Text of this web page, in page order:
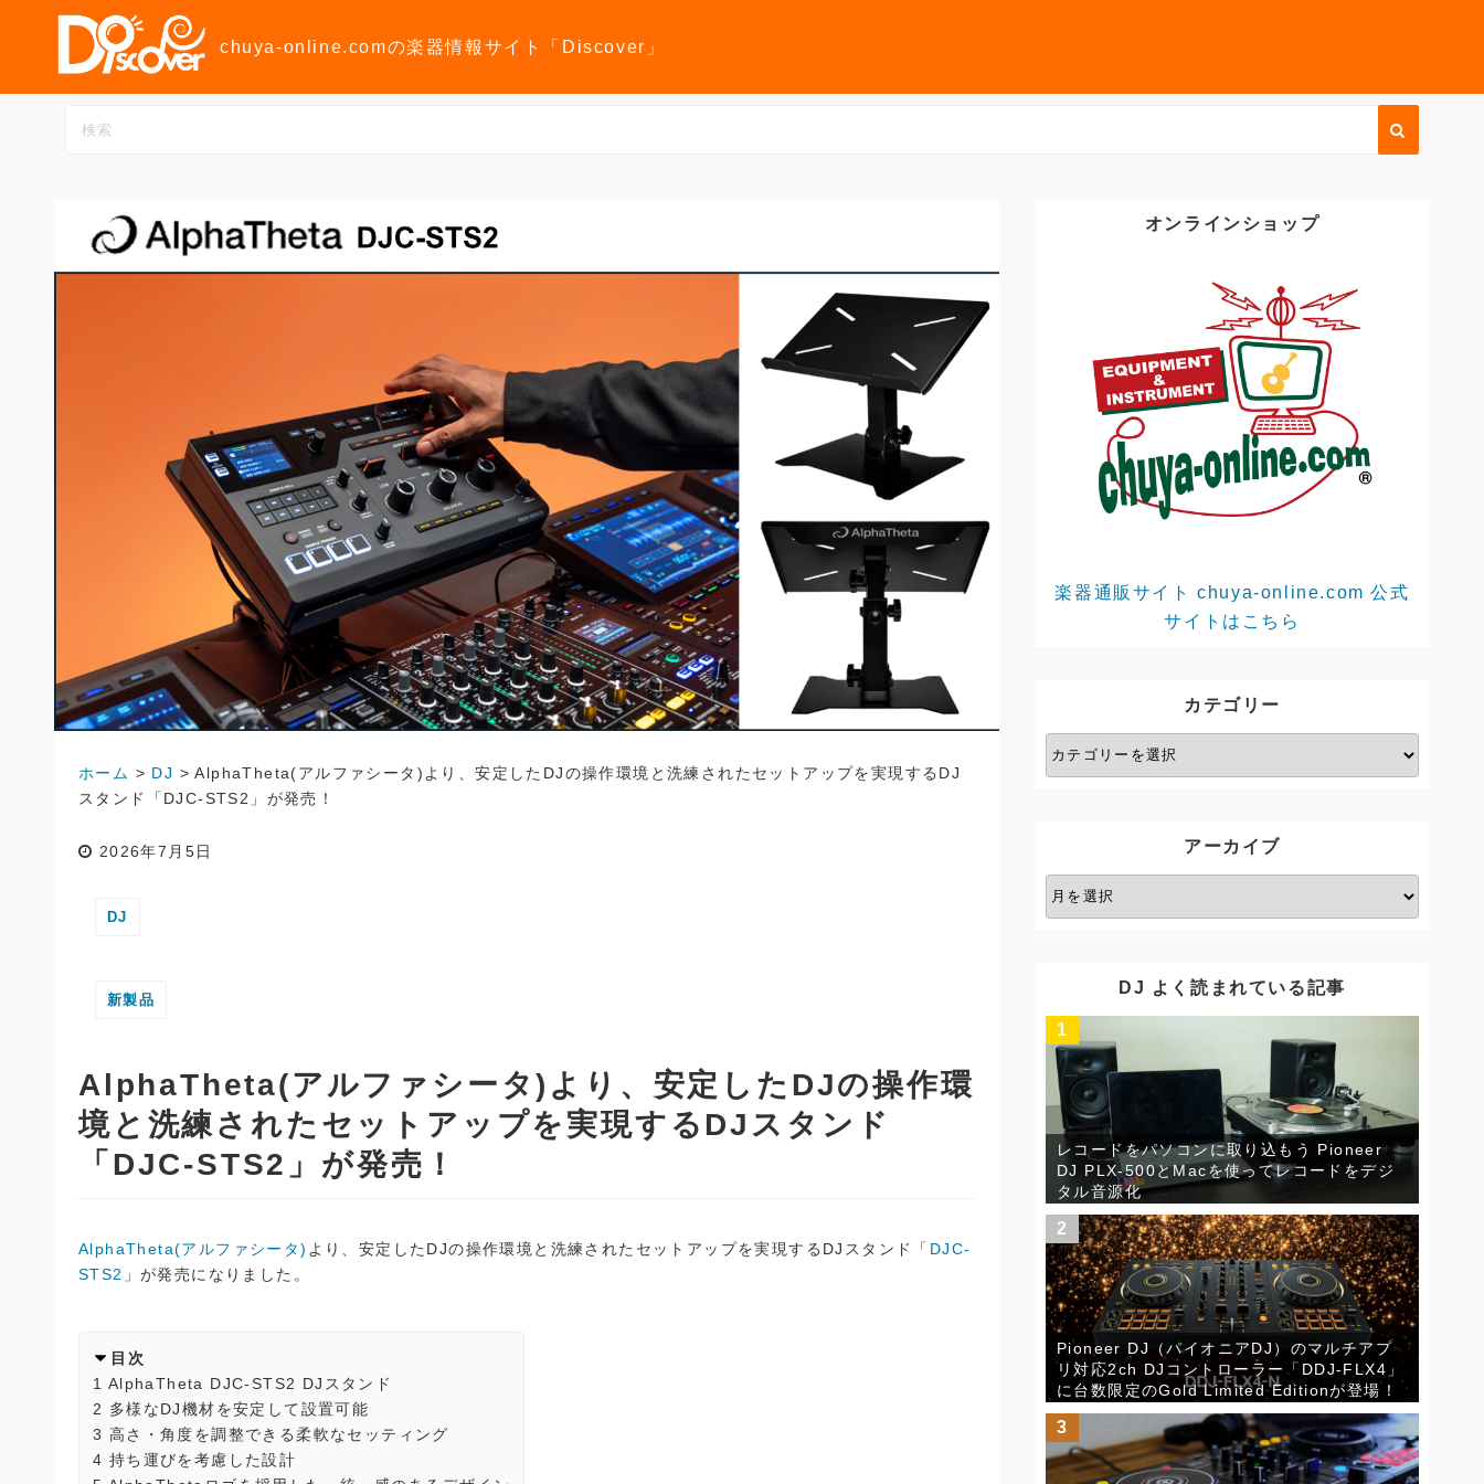
ン
chuya-online.comの楽器情報サイト「Discover」
ホーム > DJ >AlphaTheta(アルファシータ)より、安定したDJの操作環境と洗練されたセットアップを実現するDJ
スタンド「DJC-STS2」が発売！
2026年7月5日
DJ
新製品
AlphaTheta(アルファシータ)より、安定したDJの操作環
境と洗練されたセットアップを実現するDJスタンド
「DJC-STS2」が発売！
AlphaTheta(アルファシータ) より、安定したDJの操作環境と洗練されたセットアップを実現するDJスタンド「 DJC-
STS2 」が発売になりました。
目次
1 AlphaTheta DJC-STS2 DJスタンド
2 多様なDJ機材を安定して設置可能
3 高さ・角度を調整できる柔軟なセッティング
4 持ち運びを考慮した設計
オンラインショップ
楽器通販サイト chuya-online.com 公式
サイトはこちら
カテゴリー
カ
テ
アーカイブ
ア
ー
DJ よく読まれている記事
1
レコードをパソコンに取り込もう Pioneer
DJ PLX-500とMacを使ってレコードをデジ
タル音源化
2
Pioneer DJ（パイオニアDJ）のマルチアプ
リ対応2ch DJコントローラー「DDJ-FLX4」
に台数限定のGold Limited Editionが登場！
3